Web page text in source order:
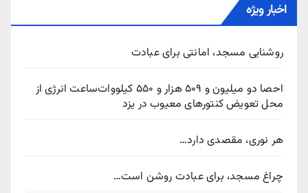
اخبار ویژه
روشنایی مسجد، امانتی برای عبادت
احصا دو میلیون و ۵۰۹ هزار و ۵۵۰ کیلووات‌ساعت انرژی از
محل تعویض کنتورهای معیوب در یزد
هر نوری، مقصدی دارد…
چراغ مسجد، برای عبادت روشن است…